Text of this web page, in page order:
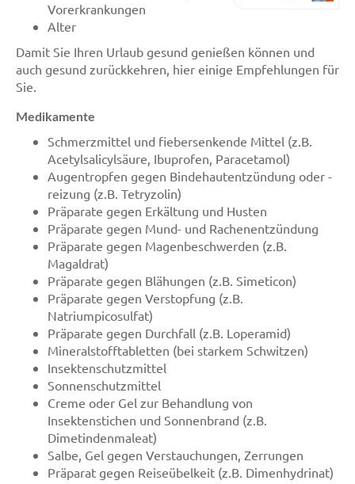
Vorerkrankungen
Alter
Damit Sie Ihren Urlaub gesund genießen können und
auch gesund zurückkehren, hier einige Empfehlungen für
Sie.
Medikamente
Schmerzmittel und fiebersenkende Mittel (z.B.
Acetylsalicylsäure, Ibuprofen, Paracetamol)
Augentropfen gegen Bindehautentzündung oder -
reizung (z.B. Tetryzolin)
Präparate gegen Erkältung und Husten
Präparate gegen Mund- und Rachenentzündung
Präparate gegen Magenbeschwerden (z.B.
Magaldrat)
Präparate gegen Blähungen (z.B. Simeticon)
Präparate gegen Verstopfung (z.B.
Natriumpicosulfat)
Präparate gegen Durchfall (z.B. Loperamid)
Mineralstofftabletten (bei starkem Schwitzen)
Insektenschutzmittel
Sonnenschutzmittel
Creme oder Gel zur Behandlung von
Insektenstichen und Sonnenbrand (z.B.
Dimetindenmaleat)
Salbe, Gel gegen Verstauchungen, Zerrungen
Präparat gegen Reiseübelkeit (z.B. Dimenhydrinat)